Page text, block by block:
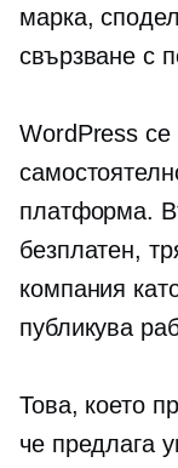
марка,
свързване с
WordPress се
платформа.
безплатен,
компания
публикува
Това, което
че предлага